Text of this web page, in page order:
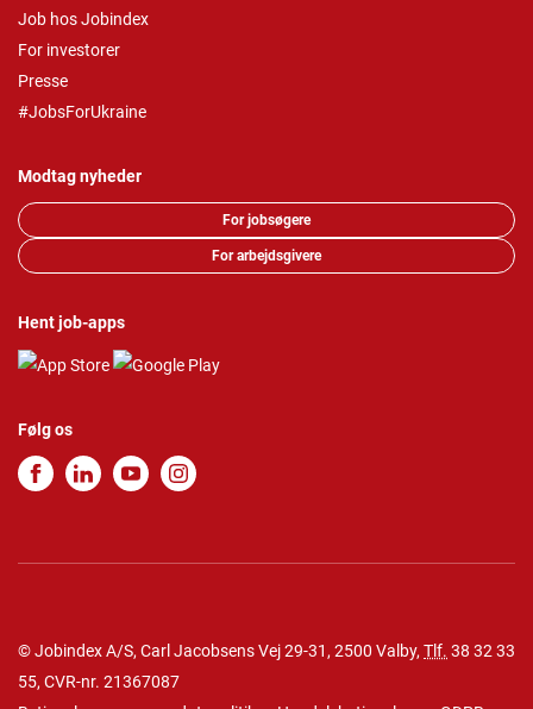
Job hos Jobindex
For investorer
Presse
#JobsForUkraine
Modtag nyheder
For jobsøgere
For arbejdsgivere
Hent job-apps
Følg os
© Jobindex A/S, Carl Jacobsens Vej 29-31, 2500 Valby, Tlf. 38 32 33
55, CVR-nr. 21367087